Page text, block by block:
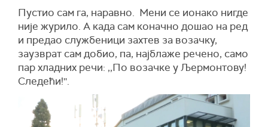
Пустио сам га, наравно. Мени се ионако нигде
није журило. А када сам коначно дошао на ред
и предао службеници захтев за возачку,
заузврат сам добио, па, најблаже речено, само
пар хладних речи: ,,По возачке у Љермонтову!
Следећи!''.